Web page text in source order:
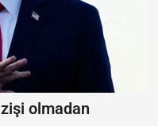
olmadan